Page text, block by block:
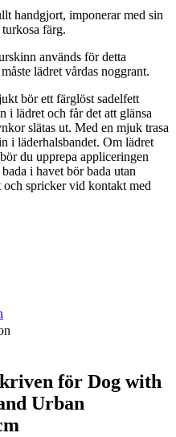
handgjort, imponerar med sin
färg.
används för detta
lädret vårdas noggrant.
bör ett färglöst sadelfett
i lädret och får det att glänsa
slätas ut. Med en mjuk trasa
i läderhalsbandet. Om lädret
du upprepa appliceringen
i havet bör bada utan
och spricker vid kontakt med
för Dog with
Urban